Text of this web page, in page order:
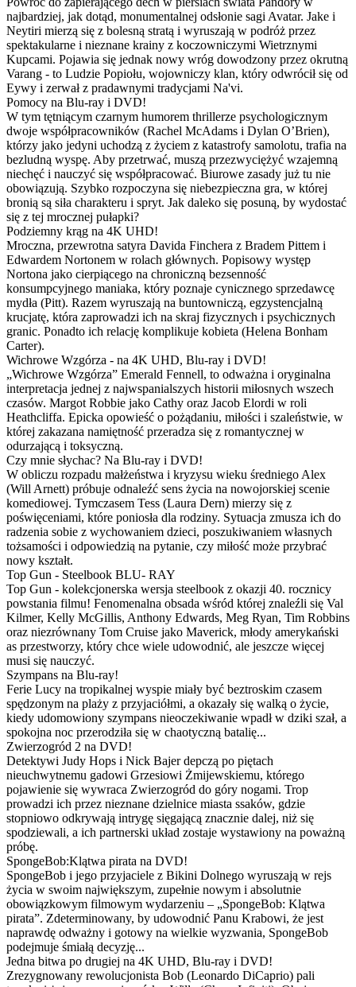
najbardziej, jak dotąd, monumentalnej odsłonie sagi Avatar. Jake i
Neytiri mierzą się z bolesną stratą i wyruszają w podróż przez
spektakularne i nieznane krainy z koczowniczymi Wietrznymi
Kupcami. Pojawia się jednak nowy wróg dowodzony przez okrutną
Varang - to Ludzie Popiołu, wojowniczy klan, który odwrócił się od
Eywy i zerwał z pradawnymi tradycjami Na'vi.
Pomocy na Blu-ray i DVD!
W tym tętniącym czarnym humorem thrillerze psychologicznym
dwoje współpracowników (Rachel McAdams i Dylan O’Brien),
którzy jako jedyni uchodzą z życiem z katastrofy samolotu, trafia na
bezludną wyspę. Aby przetrwać, muszą przezwyciężyć wzajemną
niechęć i nauczyć się współpracować. Biurowe zasady już tu nie
obowiązują. Szybko rozpoczyna się niebezpieczna gra, w której
bronią są siła charakteru i spryt. Jak daleko się posuną, by wydostać
się z tej mrocznej pułapki?
Podziemny krąg na 4K UHD!
Mroczna, przewrotna satyra Davida Finchera z Bradem Pittem i
Edwardem Nortonem w rolach głównych. Popisowy występ
Nortona jako cierpiącego na chroniczną bezsenność
konsumpcyjnego maniaka, który poznaje cynicznego sprzedawcę
mydła (Pitt). Razem wyruszają na buntowniczą, egzystencjalną
krucjatę, która zaprowadzi ich na skraj fizycznych i psychicznych
granic. Ponadto ich relację komplikuje kobieta (Helena Bonham
Carter).
Wichrowe Wzgórza - na 4K UHD, Blu-ray i DVD!
„Wichrowe Wzgórza” Emerald Fennell, to odważna i oryginalna
interpretacja jednej z najwspanialszych historii miłosnych wszech
czasów. Margot Robbie jako Cathy oraz Jacob Elordi w roli
Heathcliffa. Epicka opowieść o pożądaniu, miłości i szaleństwie, w
której zakazana namiętność przeradza się z romantycznej w
odurzającą i toksyczną.
Czy mnie słychac? Na Blu-ray i DVD!
W obliczu rozpadu małżeństwa i kryzysu wieku średniego Alex
(Will Arnett) próbuje odnaleźć sens życia na nowojorskiej scenie
komediowej. Tymczasem Tess (Laura Dern) mierzy się z
poświęceniami, które poniosła dla rodziny. Sytuacja zmusza ich do
radzenia sobie z wychowaniem dzieci, poszukiwaniem własnych
tożsamości i odpowiedzią na pytanie, czy miłość może przybrać
nowy kształt.
Top Gun - Steelbook BLU- RAY
Top Gun - kolekcjonerska wersja steelbook z okazji 40. rocznicy
powstania filmu! Fenomenalna obsada wśród której znaleźli się Val
Kilmer, Kelly McGillis, Anthony Edwards, Meg Ryan, Tim Robbins
oraz niezrównany Tom Cruise jako Maverick, młody amerykański
as przestworzy, który chce wiele udowodnić, ale jeszcze więcej
musi się nauczyć.
Szympans na Blu-ray!
Ferie Lucy na tropikalnej wyspie miały być beztroskim czasem
spędzonym na plaży z przyjaciółmi, a okazały się walką o życie,
kiedy udomowiony szympans nieoczekiwanie wpadł w dziki szał, a
spokojna noc przerodziła się w chaotyczną batalię...
Zwierzogród 2 na DVD!
Detektywi Judy Hops i Nick Bajer depczą po piętach
nieuchwytnemu gadowi Grzesiowi Żmijewskiemu, którego
pojawienie się wywraca Zwierzogród do góry nogami. Trop
prowadzi ich przez nieznane dzielnice miasta ssaków, gdzie
stopniowo odkrywają intrygę sięgającą znacznie dalej, niż się
spodziewali, a ich partnerski układ zostaje wystawiony na poważną
próbę.
SpongeBob:Klątwa pirata na DVD!
SpongeBob i jego przyjaciele z Bikini Dolnego wyruszają w rejs
życia w swoim największym, zupełnie nowym i absolutnie
obowiązkowym filmowym wydarzeniu – „SpongeBob: Klątwa
pirata”. Zdeterminowany, by udowodnić Panu Krabowi, że jest
naprawdę odważny i gotowy na wielkie wyzwania, SpongeBob
podejmuje śmiałą decyzję...
Jedna bitwa po drugiej na 4K UHD, Blu-ray i DVD!
Zrezygnowany rewolucjonista Bob (Leonardo DiCaprio) pali